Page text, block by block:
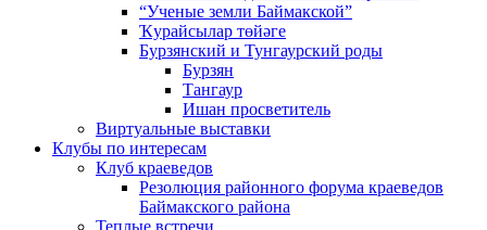
“Ученые земли Баймакской”
Ҡурайсылар төйәге
Бурзянский и Тунгаурский роды
Бурзян
Тангаур
Ишан просветитель
Виртуальные выставки
Клубы по интересам
Клуб краеведов
Резолюция районного форума краеведов
Баймакского района
Теплые встречи